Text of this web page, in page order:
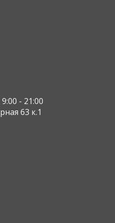
- 21:00
63 к.1